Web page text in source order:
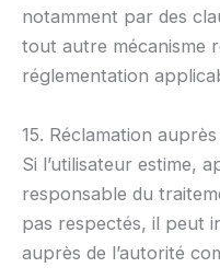
notamment par des
tout autre mécanisme
réglementation
15. Réclamation
Si l’utilisateur estime,
responsable du
pas respectés, il peut
auprès de l’autorité